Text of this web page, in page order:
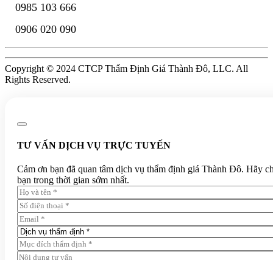
0985 103 666
0906 020 090
Copyright © 2024 CTCP Thẩm Định Giá Thành Đô, LLC. All
Rights Reserved.
TƯ VẤN DỊCH VỤ TRỰC TUYẾN
Cảm ơn bạn đã quan tâm dịch vụ thẩm định giá Thành Đô. Hãy
bạn trong thời gian sớm nhất.